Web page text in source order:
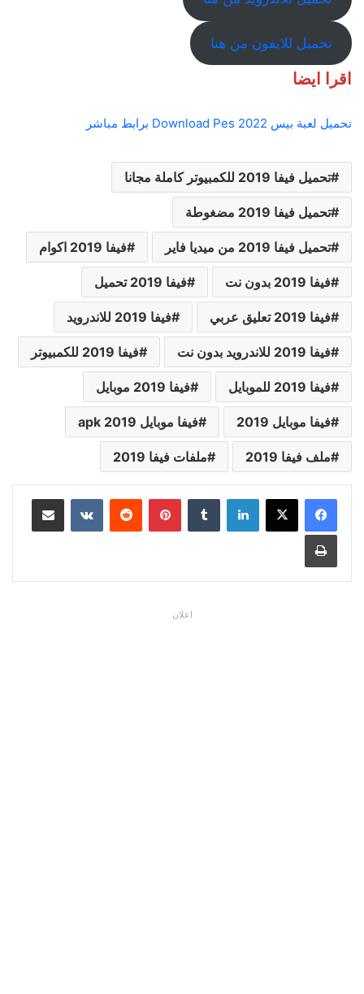
تحميل للايفون من هنا
اقرا ايضا
تحميل لعبة بيس 2022 Download Pes برابط مباشر
تحميل فيفا 2019 للكمبيوتر كاملة مجانا
تحميل فيفا 2019 مضغوطة
تحميل فيفا 2019 من ميديا فاير فيفا 2019 اكوام
فيفا 2019 بدون نت فيفا 2019 تحميل
فيفا 2019 تعليق عربي فيفا 2019 للاندرويد
فيفا 2019 للاندرويد بدون نت فيفا 2019 للكمبيوتر
فيفا 2019 للموبايل فيفا 2019 موبايل
فيفا موبايل 2019 فيفا موبايل 2019 apk
ملف فيفا 2019 ملفات فيفا 2019
لينكدإن بينتيريست مشاركة عبر البريد
طباعة
اعلان